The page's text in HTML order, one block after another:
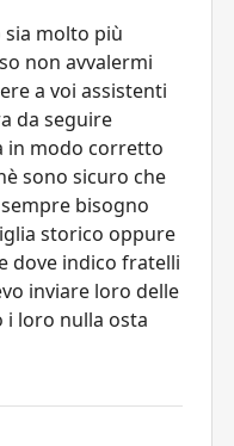
molto più
non avvalermi
a voi assistenti
da seguire
in modo corretto
sono sicuro che
bisogno
storico oppure
dove indico fratelli
inviare loro delle
i loro nulla osta